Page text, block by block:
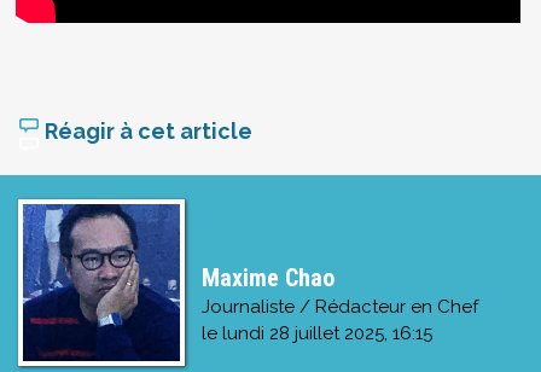
Réagir à cet article
Maxime Chao
Journaliste / Rédacteur en Chef
le lundi 28 juillet 2025, 16:15